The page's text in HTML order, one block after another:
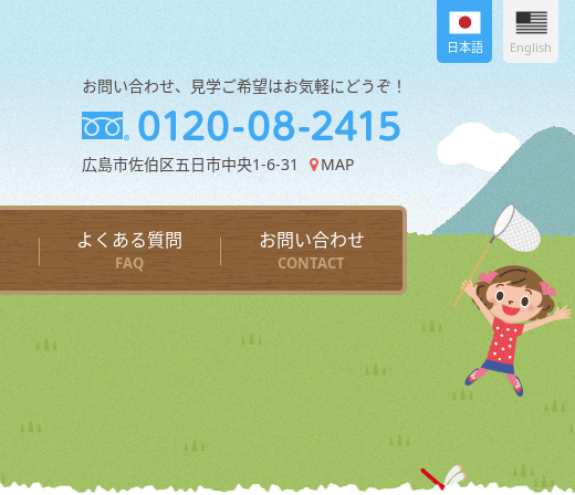
お問い合わせ、見学ご希望はお気軽にどうぞ！
広島市佐伯区五日市中央1-6-31 MAP
日本語 English
よくある質問
FAQ
お問い合わせ
CONTACT